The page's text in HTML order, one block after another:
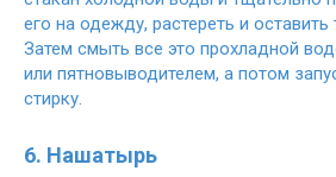
его на одежду, растереть и оставить
Затем смыть все это прохладной
или пятновыводителем, а потом
стирку.
6. Нашатырь